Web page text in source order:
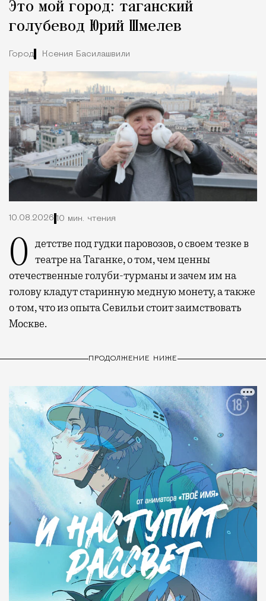
Это мой город: таганский
голубевод Юрий Шмелев
Город Ксения Басилашвили
10.08.2026 10 мин. чтения
О детстве под гудки паровозов, о своем тезке в театре на Таганке, о том, чем ценны
отечественные голуби-турманы и зачем им на
голову кладут старинную медную монету, а также
о том, что из опыта Севильи стоит заимствовать
Москве.
ПРОДОЛЖЕНИЕ НИЖЕ